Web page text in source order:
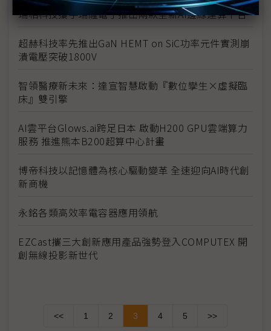
瑞相科技攜手瑞薩電子推出兩款全新AI邊緣運算平台
超赫科技率先推出GaN HEMT on SiC功率元件實測崩
潰電壓突破1800V
智領醫療新未來：達宣智慧啟動『數位孿生×虛擬臨
床』雙引擎
AI雲平台Glows.ai跨足日本 啟動H200 GPU雲端算力
服務 推進熊本B200超算中心計畫
博帝科技以記憶體為核心驅動變革 全速迎向AI時代創
新商機
永銘各類高效率電容器應用領航
EZCast攜三大創新應用產品強勢登入COMPUTEX 開
創無線投影新世代
<< 1 2 3 4 5 >>